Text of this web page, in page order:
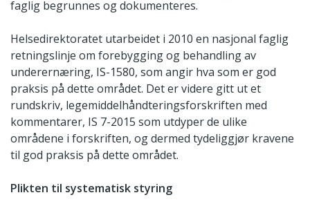
faglig begrunnes og dokumenteres.
Helsedirektoratet utarbeidet i 2010 en nasjonal faglig
retningslinje om forebygging og behandling av
underernæring, IS-1580, som angir hva som er god
praksis på dette området. Det er videre gitt ut et
rundskriv, legemiddelhåndteringsforskriften med
kommentarer, IS 7-2015 som utdyper de ulike
områdene i forskriften, og dermed tydeliggjør kravene
til god praksis på dette området.
Plikten til systematisk styring